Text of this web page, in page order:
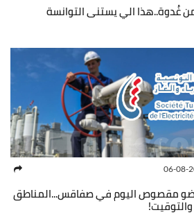
غُدوة..هذا الي يستنى التوانسة
06-08-
مقصوص اليوم في صفاقس...المناطق